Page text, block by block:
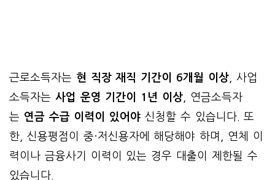
근로소득자는 현 직장 재직 기간이 6개월 이상, 사업
소득자는 사업 운영 기간이 1년 이상 , 연금소득자
는 연금 수급 이력이 있어야 신청할 수 있습니다. 또
한, 신용평점이 중·저신용자에 해당해야 하며, 연체 이
력이나 금융사기 이력이 있는 경우 대출이 제한될 수
있습니다.